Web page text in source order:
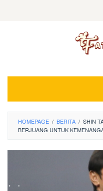
HOMEPAGE / BERITA / SHIN
BERJUANG UNTUK